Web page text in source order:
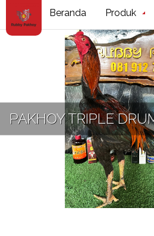
Beranda Produk
PAKHOY TRIPLE